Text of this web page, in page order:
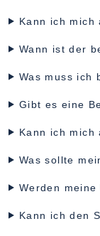
Kann ich mich
Wann ist der
Was muss ich
Gibt es eine
Kann ich mich
Was sollte
Werden
Kann ich den